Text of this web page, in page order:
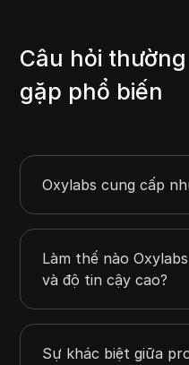
Câu hỏi thường
gặp phổ biến
Oxylabs cung cấp
Làm thế nào
và độ tin cậy cao?
Sự khác biệt giữa